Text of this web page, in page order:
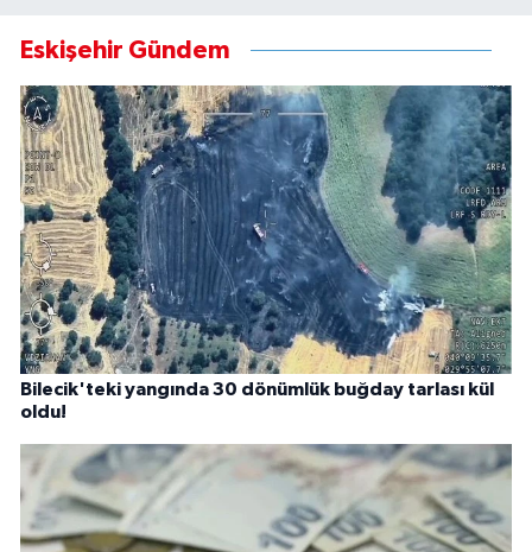
Eskişehir Gündem
Bilecik'teki yangında 30 dönümlük buğday tarlası kül
oldu!